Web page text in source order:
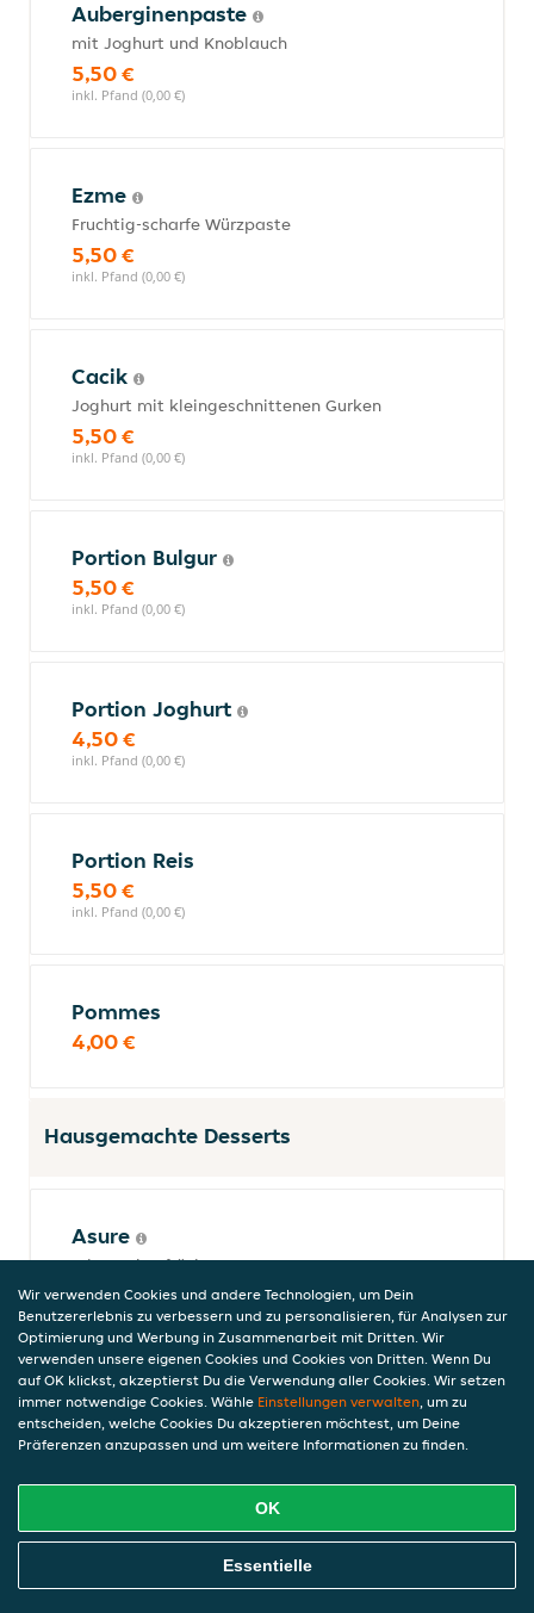
Auberginenpaste
mit Joghurt und Knoblauch
5,50 €
inkl. Pfand (0,00 €)
Ezme
Fruchtig-scharfe Würzpaste
5,50 €
inkl. Pfand (0,00 €)
Cacik
Joghurt mit kleingeschnittenen Gurken
5,50 €
inkl. Pfand (0,00 €)
Portion Bulgur
5,50 €
inkl. Pfand (0,00 €)
Portion Joghurt
4,50 €
inkl. Pfand (0,00 €)
Portion Reis
5,50 €
inkl. Pfand (0,00 €)
Pommes
4,00 €
Hausgemachte Desserts
Asure
mit Trockenfrüchten
6,50 €
inkl. Pfand (0,00 €)
Sütlac
Milchreis nach türkischer Art im Lehmofen
Online Essen Bestellen
Wir verwenden Cookies und andere Technologien, um Dein
Benutzererlebnis zu verbessern und zu personalisieren, für Analysen zur
Optimierung und Werbung in Zusammenarbeit mit Dritten. Wir
verwenden unsere eigenen Cookies und Cookies von Dritten. Wenn Du
auf OK klickst, akzeptierst Du die Verwendung aller Cookies. Wir setzen
immer notwendige Cookies. Wähle Einstellungen verwalten, um zu
entscheiden, welche Cookies Du akzeptieren möchtest, um Deine
Präferenzen anzupassen und um weitere Informationen zu finden.
OK
Essentielle